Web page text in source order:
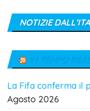
NOTIZIE
IN TEMPO
La Fifa conferma il
Agosto 2026